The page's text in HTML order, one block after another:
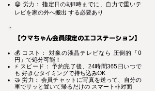
😩 労力： 指定日の朝8時までに、自力で重いテ
レビを家の外へ搬出 する必要あり
【ウマちゃん会員限定のエコステーション】
💰 コスト： 対象の液晶テレビなら 圧倒的「0
円」で処分可能！
⚡ スピード： 予約完了後、24時間365日いつで
も 好きなタイミングで持ち込みOK
🤝 労力： 会員チャットに写真を送って、自分の
車でサッと置いて帰るだけの スマート非対面